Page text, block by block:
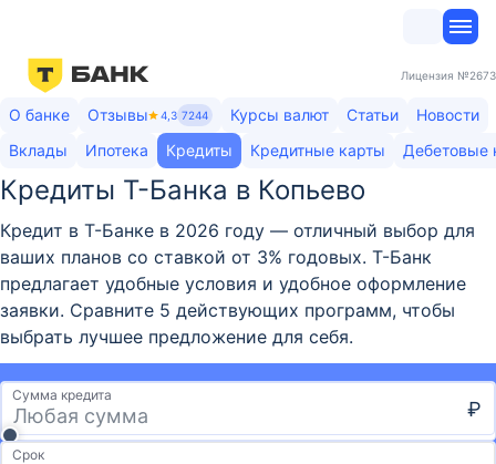
Лицензия №2673
О банке Отзывы 4,3 7244 Курсы валют Статьи
Новости
Вклады
Ипотека Кредиты Кредитные карты Дебетовые
Кредиты Т-Банка в Копьево
Кредит в Т-Банке в 2026 году — отличный выбор для
ваших планов со ставкой от 3% годовых. Т-Банк
предлагает удобные условия и удобное оформление
заявки. Сравните 5 действующих программ, чтобы
выбрать лучшее предложение для себя.
Сумма кредита
₽
Срок